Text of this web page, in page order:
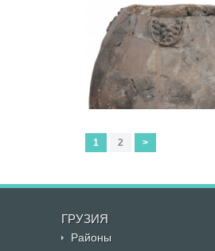
1 2 >
ГРУЗИЯ
Районы